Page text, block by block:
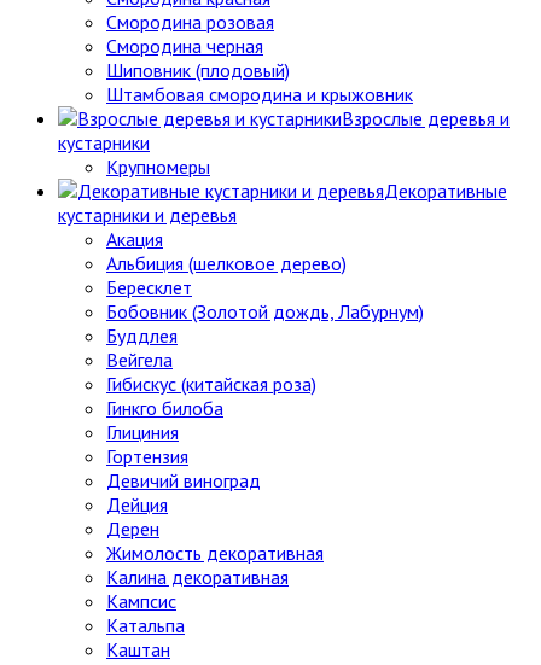
Смородина розовая
Смородина черная
Шиповник (плодовый)
Штамбовая смородина и крыжовник
Взрослые деревья и
кустарники
Крупномеры
Декоративные
кустарники и деревья
Акация
Альбиция (шелковое дерево)
Бересклет
Бобовник (Золотой дождь, Лабурнум)
Буддлея
Вейгела
Гибискус (китайская роза)
Гинкго билоба
Глициния
Гортензия
Девичий виноград
Дейция
Дерен
Жимолость декоративная
Калина декоративная
Кампсис
Катальпа
Каштан